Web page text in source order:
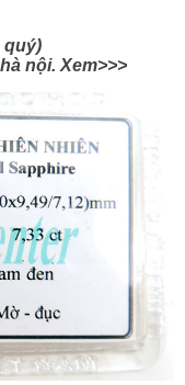
quý)
nội. Xem>>>